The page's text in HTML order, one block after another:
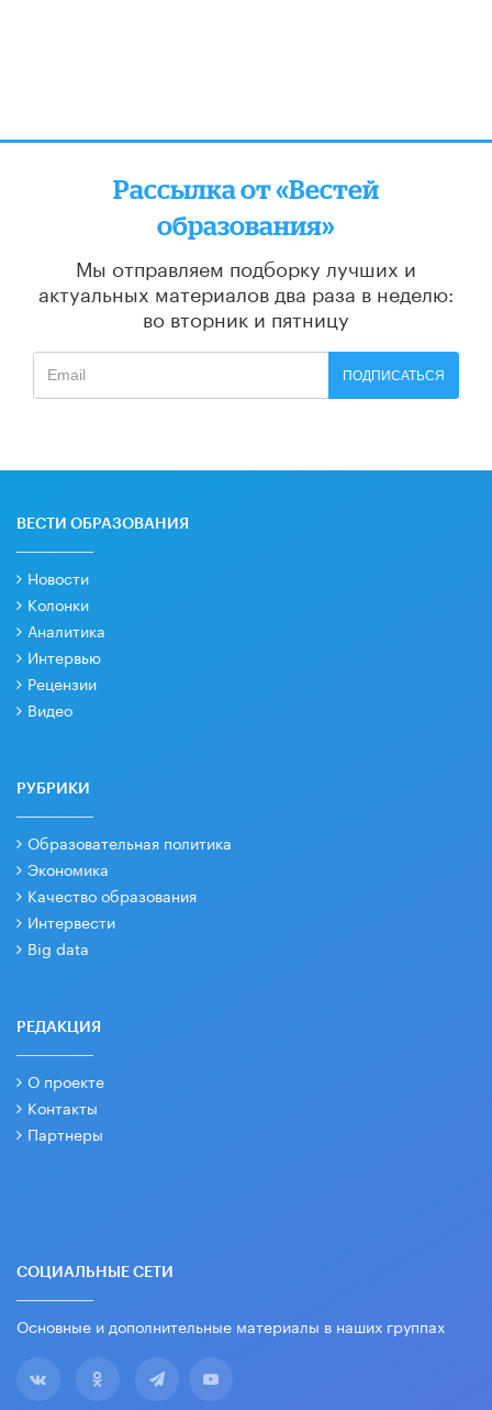
Рассылка от «Вестей
образования»
Мы отправляем подборку лучших и
актуальных материалов два раза в неделю:
во вторник и пятницу
ПОДПИСАТЬСЯ
ВЕСТИ ОБРАЗОВАНИЯ
Новости
Колонки
Аналитика
Интервью
Рецензии
Видео
РУБРИКИ
Образовательная политика
Экономика
Качество образования
Интервести
Big data
РЕДАКЦИЯ
О проекте
Контакты
Партнеры
СОЦИАЛЬНЫЕ СЕТИ
Основные и дополнительные материалы в наших группах